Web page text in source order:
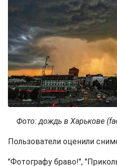
Фото: дождь в Харькове
Пользователи оценили
"Фотографу браво!",